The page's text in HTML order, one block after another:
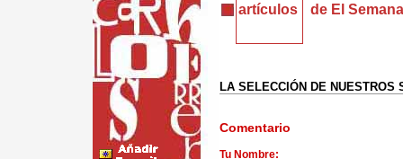
artículos de El
LA SELECCIÓN DE NUESTROS
Comentario
Tu Nombre: